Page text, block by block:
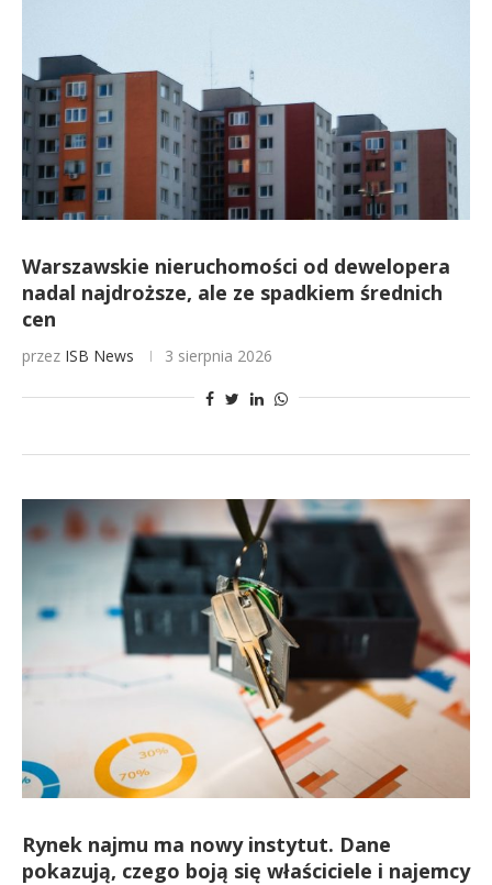
Warszawskie nieruchomości od dewelopera
nadal najdroższe, ale ze spadkiem średnich
cen
przez ISB News 3 sierpnia 2026
Rynek najmu ma nowy instytut. Dane
pokazują, czego boją się właściciele i najemcy